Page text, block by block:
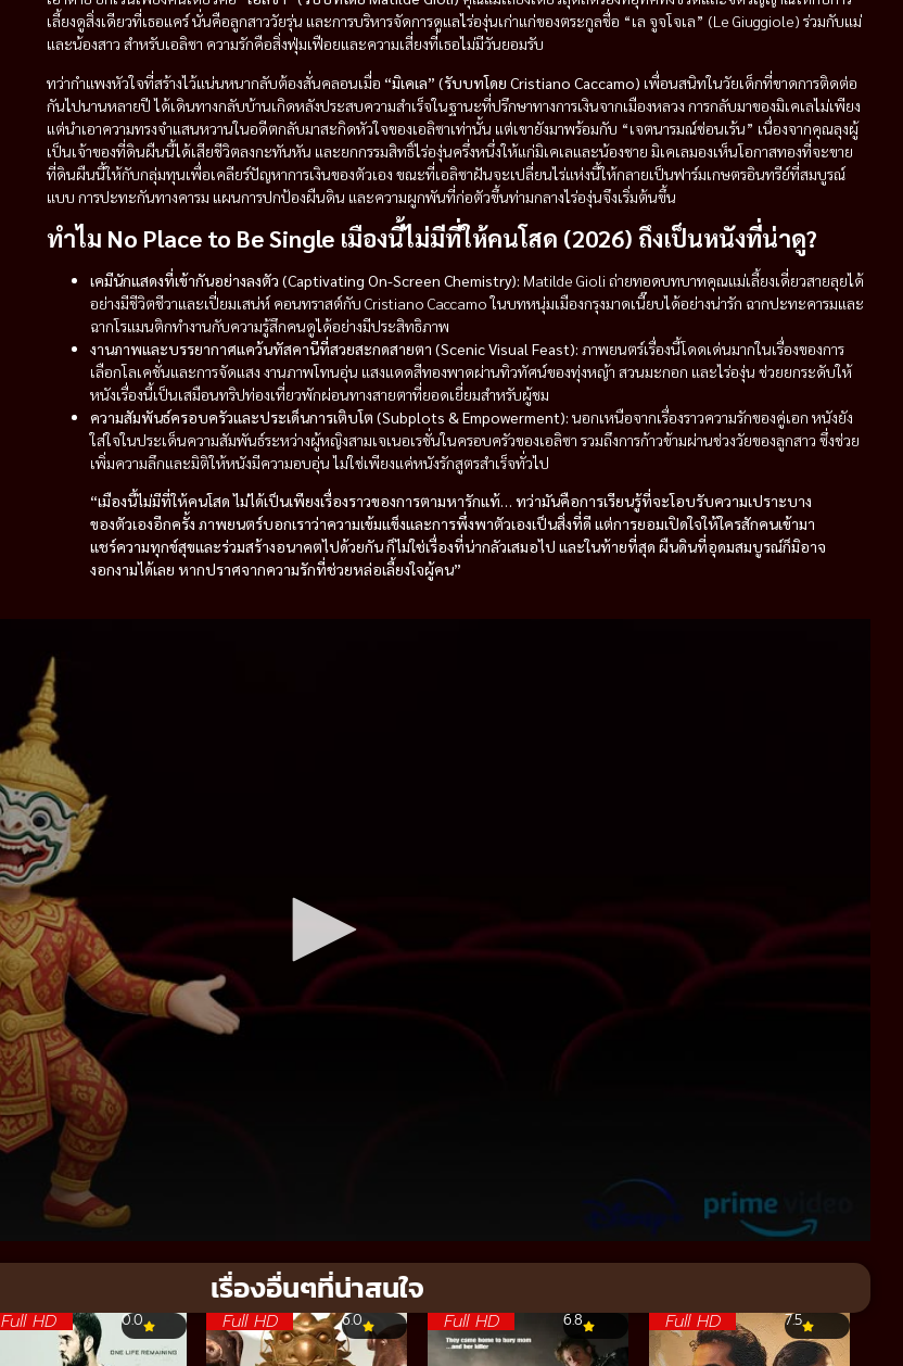
เลี้ยงดูสิ่งเดียวที่เธอแคร์ นั่นคือลูกสาววัยรุ่น และการบริหารจัดการดูแลไร่องุ่นเก่าแก่ของตระกูลชื่อ “เล จูจโจเล” (Le Giuggiole) ร่วมกับแม่
และน้องสาว สำหรับเอลิซา ความรักคือสิ่งฟุ่มเฟือยและความเสี่ยงที่เธอไม่มีวันยอมรับ
ทว่ากำแพงหัวใจที่สร้างไว้แน่นหนากลับต้องสั่นคลอนเมื่อ “มิเคเล” (รับบทโดย Cristiano Caccamo) เพื่อนสนิทในวัยเด็กที่ขาดการติดต่อ
กันไปนานหลายปี ได้เดินทางกลับบ้านเกิดหลังประสบความสำเร็จในฐานะที่ปรึกษาทางการเงินจากเมืองหลวง การกลับมาของมิเคเลไม่เพียง
แต่นำเอาความทรงจำแสนหวานในอดีตกลับมาสะกิดหัวใจของเอลิซาเท่านั้น แต่เขายังมาพร้อมกับ “เจตนารมณ์ซ่อนเร้น” เนื่องจากคุณลุงผู้
เป็นเจ้าของที่ดินผืนนี้ได้เสียชีวิตลงกะทันหัน และยกกรรมสิทธิ์ไร่องุ่นครึ่งหนึ่งให้แก่มิเคเลและน้องชาย มิเคเลมองเห็นโอกาสทองที่จะขาย
ที่ดินผืนนี้ให้กับกลุ่มทุนเพื่อเคลียร์ปัญหาการเงินของตัวเอง ขณะที่เอลิซาฝันจะเปลี่ยนไร่แห่งนี้ให้กลายเป็นฟาร์มเกษตรอินทรีย์ที่สมบูรณ์
แบบ การปะทะกันทางคารม แผนการปกป้องผืนดิน และความผูกพันที่ก่อตัวขึ้นท่ามกลางไร่องุ่นจึงเริ่มต้นขึ้น
ทำไม No Place to Be Single เมืองนี้ไม่มีที่ให้คนโสด (2026) ถึงเป็นหนังที่น่าดู?
เคมีนักแสดงที่เข้ากันอย่างลงตัว (Captivating On-Screen Chemistry): Matilde Gioli ถ่ายทอดบทบาทคุณแม่เลี้ยงเดี่ยวสายลุยได้
อย่างมีชีวิตชีวาและเปี่ยมเสน่ห์ คอนทราสต์กับ Cristiano Caccamo ในบทหนุ่มเมืองกรุงมาดเนี๊ยบได้อย่างน่ารัก ฉากปะทะคารมและ
ฉากโรแมนติกทำงานกับความรู้สึกคนดูได้อย่างมีประสิทธิภาพ
งานภาพและบรรยากาศแคว้นทัสคานีที่สวยสะกดสายตา (Scenic Visual Feast): ภาพยนตร์เรื่องนี้โดดเด่นมากในเรื่องของการ
เลือกโลเคชั่นและการจัดแสง งานภาพโทนอุ่น แสงแดดสีทองพาดผ่านทิวทัศน์ของทุ่งหญ้า สวนมะกอก และไร่องุ่น ช่วยยกระดับให้
หนังเรื่องนี้เป็นเสมือนทริปท่องเที่ยวพักผ่อนทางสายตาที่ยอดเยี่ยมสำหรับผู้ชม
ความสัมพันธ์ครอบครัวและประเด็นการเติบโต (Subplots & Empowerment): นอกเหนือจากเรื่องราวความรักของคู่เอก หนังยัง
ใส่ใจในประเด็นความสัมพันธ์ระหว่างผู้หญิงสามเจเนอเรชั่นในครอบครัวของเอลิซา รวมถึงการก้าวข้ามผ่านช่วงวัยของลูกสาว ซึ่งช่วย
เพิ่มความลึกและมิติให้หนังมีความอบอุ่น ไม่ใช่เพียงแค่หนังรักสูตรสำเร็จทั่วไป
“เมืองนี้ไม่มีที่ให้คนโสด ไม่ได้เป็นเพียงเรื่องราวของการตามหารักแท้… ทว่ามันคือการเรียนรู้ที่จะโอบรับความเปราะบาง
ของตัวเองอีกครั้ง ภาพยนตร์บอกเราว่าความเข้มแข็งและการพึ่งพาตัวเองเป็นสิ่งที่ดี แต่การยอมเปิดใจให้ใครสักคนเข้ามา
แชร์ความทุกข์สุขและร่วมสร้างอนาคตไปด้วยกัน ก็ไม่ใช่เรื่องที่น่ากลัวเสมอไป และในท้ายที่สุด ผืนดินที่อุดมสมบูรณ์ก็มิอาจ
งอกงามได้เลย หากปราศจากความรักที่ช่วยหล่อเลี้ยงใจผู้คน”
เรื่องอื่นๆที่น่าสนใจ
Full HD 0.0 Full HD 6.0 Full HD 6.8 Full HD 7.5